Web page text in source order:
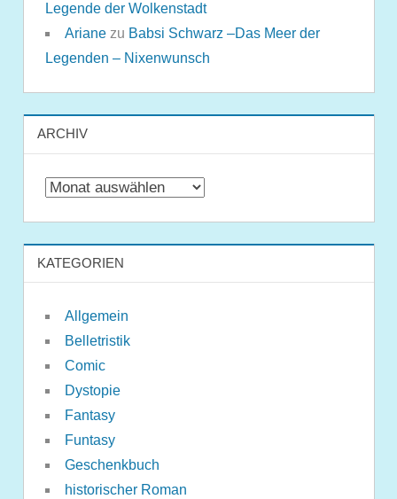
Legende der Wolkenstadt
Arianezu Babsi Schwarz –Das Meer der
Legenden – Nixenwunsch
ARCHIV
Archiv
KATEGORIEN
Allgemein
Belletristik
Comic
Dystopie
Fantasy
Funtasy
Geschenkbuch
historischer Roman